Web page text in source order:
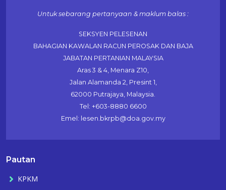
Untuk sebarang pertanyaan & maklum balas :
SEKSYEN PELESENAN
BAHAGIAN KAWALAN RACUN PEROSAK DAN BAJA
JABATAN PERTANIAN MALAYSIA
Aras 3 & 4, Menara Z10,
Jalan Alamanda 2, Presint 1,
62000 Putrajaya, Malaysia.
Tel: +603-8880 6600
Emel: lesen.bkrpb@doa.gov.my
Pautan
KPKM